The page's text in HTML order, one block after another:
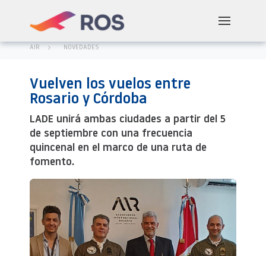
AIR NOVEDADES
Vuelven los vuelos entre
Rosario y Córdoba
LADE unirá ambas ciudades a partir del 5
de septiembre con una frecuencia
quincenal en el marco de una ruta de
fomento.